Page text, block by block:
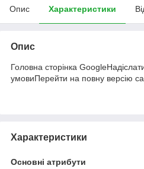
Опис Характеристики
Опис
Головна сторінка GoogleНадіслати
умовиПерейти на повну версію
Характеристики
Основні атрибути